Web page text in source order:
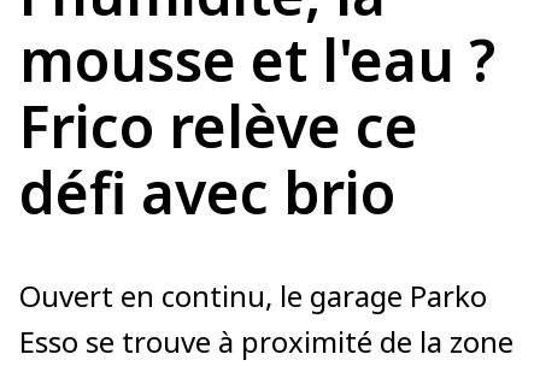
mousse et l'eau ?
Frico relève ce
défi avec brio
Ouvert en continu, le garage Parko
Esso se trouve à proximité de la zone